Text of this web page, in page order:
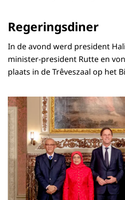
Regeringsdiner
In de avond werd president
minister-president Rutte en
plaats in de Trêveszaal op het